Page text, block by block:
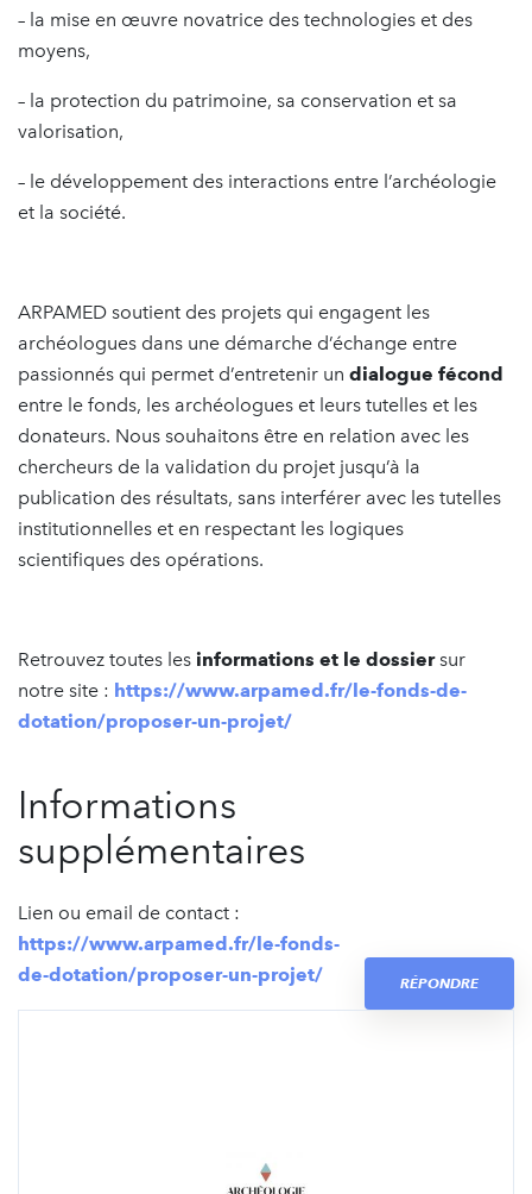
– la mise en œuvre novatrice des technologies et des
moyens,
– la protection du patrimoine, sa conservation et sa
valorisation,
– le développement des interactions entre l’archéologie
et la société.
ARPAMED soutient des projets qui engagent les
archéologues dans une démarche d’échange entre
passionnés qui permet d’entretenir un dialogue fécond
entre le fonds, les archéologues et leurs tutelles et les
donateurs. Nous souhaitons être en relation avec les
chercheurs de la validation du projet jusqu’à la
publication des résultats, sans interférer avec les tutelles
institutionnelles et en respectant les logiques
scientifiques des opérations.
Retrouvez toutes les informations et le dossiersur
notre site : https://www.arpamed.fr/le-fonds-de-
dotation/proposer-un-projet/
Informations
supplémentaires
Lien ou email de contact :
https://www.arpamed.fr/le-fonds-
de-dotation/proposer-un-projet/
RÉPONDRE